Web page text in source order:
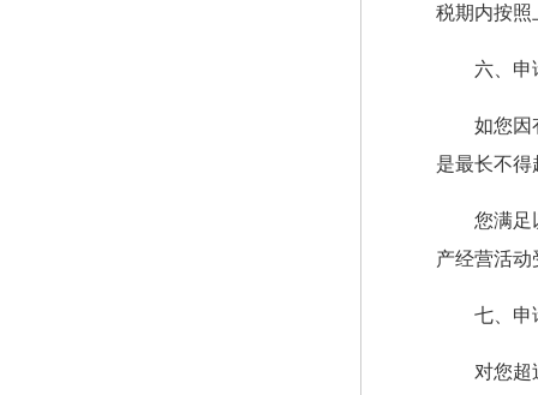
税期内按照
六、申
如您因
是最长不
您满足
产经营活
七、申
对您超